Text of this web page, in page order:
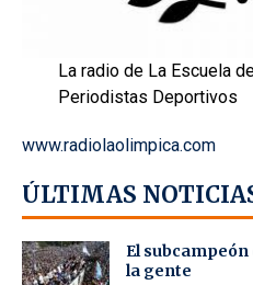
La radio de La Escuela
Periodistas Deportivos
www.radiolaolimpica.com
ÚLTIMAS
El subcampeón
la gente